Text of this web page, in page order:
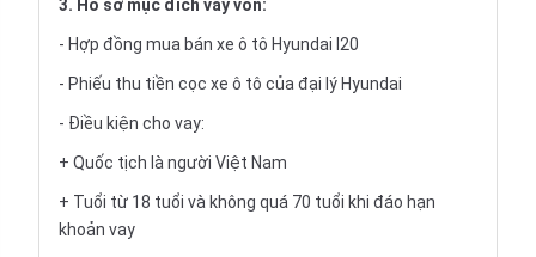
3. Hồ sơ mục đích vay vốn:
- Hợp đồng mua bán xe ô tô Hyundai I20
- Phiếu thu tiền cọc xe ô tô của đại lý Hyundai
- Điều kiện cho vay:
+ Quốc tịch là người Việt Nam
+ Tuổi từ 18 tuổi và không quá 70 tuổi khi đáo hạn
khoản vay